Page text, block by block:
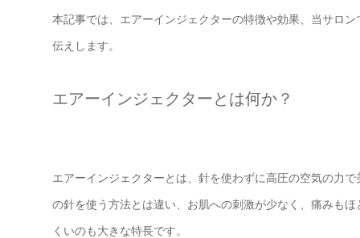
本記事では、エアーインジェクターの特徴や効果、当サロ
伝えします。
エアーインジェクターとは何か？
エアーインジェクターとは、針を使わずに高圧の空気の力
の針を使う方法とは違い、お肌への刺激が少なく、痛みも
くいのも大きな特長です。